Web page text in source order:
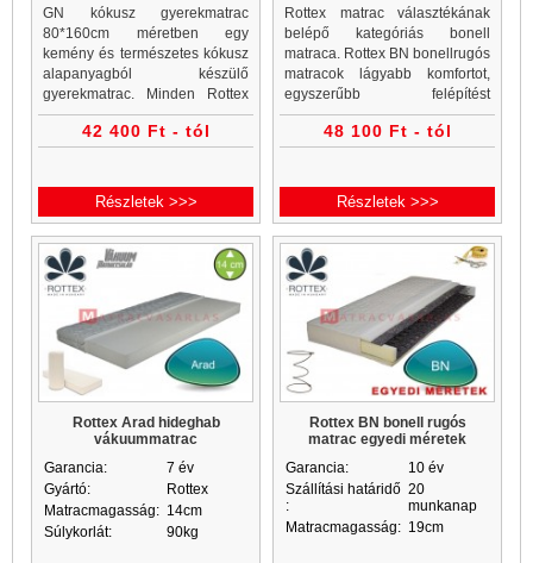
GN kókusz gyerekmatrac
80*160cm méretben egy
kemény és természetes kókusz
alapanyagból készülő
gyerekmatrac. Minden Rottex
kókuszmatrac, gyerekmatrac és
gyerekmatracok a Matrac
42 400 Ft - tól
Részletek >>>
Rottex matrac választékának
belépő kategóriás bonell
matraca. Rottex BN bonellrugós
matracok lágyabb komfortot,
egyszerűbb felépítést
jelentenek. Bonell matrac
vásárlás a Matrac Vásárlás
48 100 Ft - tól
Részletek >>>
Rottex Arad hideghab
vákuummatrac
Garancia:
7 év
Gyártó:
Rottex
Matracmagasság: 14cm
Súlykorlát:
90kg
Rottex BN bonell rugós
matrac egyedi méretek
Garancia:
10 év
Szállítási határidő
:
20
munkanap
Matracmagasság: 19cm